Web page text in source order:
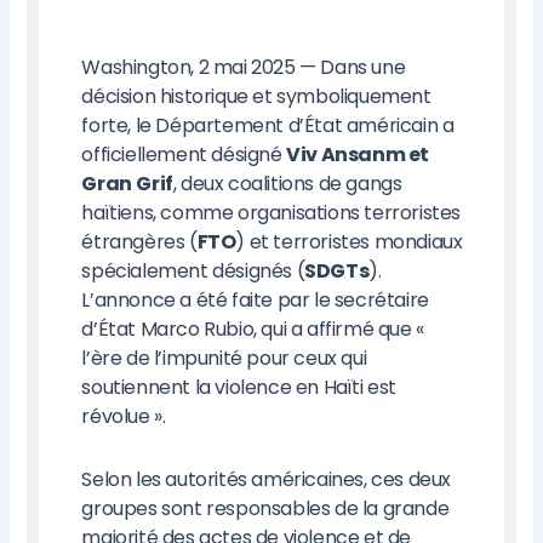
Washington, 2 mai 2025 — Dans une
décision historique et symboliquement
forte, le Département d’État américain a
officiellement désignéViv Ansanm et
Gran Grif, deux coalitions de gangs
haïtiens, comme organisations terroristes
étrangères (FTO) et terroristes mondiaux
spécialement désignés (SDGTs).
L’annonce a été faite par le secrétaire
d’État Marco Rubio, qui a affirmé que «
l’ère de l’impunité pour ceux qui
soutiennent la violence en Haïti est
révolue ».
Selon les autorités américaines, ces deux
groupes sont responsables de la grande